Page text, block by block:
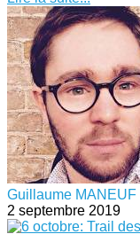
Guillaume MANEUF
2 septembre 2019